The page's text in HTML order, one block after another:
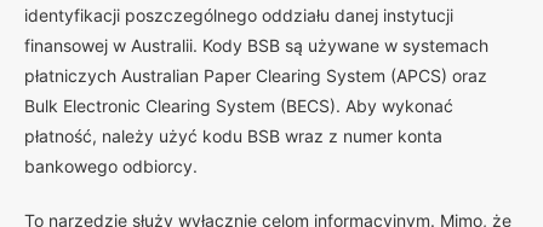
identyfikacji poszczególnego oddziału danej instytucji
finansowej w Australii. Kody BSB są używane w systemach
płatniczych Australian Paper Clearing System (APCS) oraz
Bulk Electronic Clearing System (BECS). Aby wykonać
płatność, należy użyć kodu BSB wraz z numer konta
bankowego odbiorcy.
To narzędzie służy wyłącznie celom informacyjnym. Mimo, że